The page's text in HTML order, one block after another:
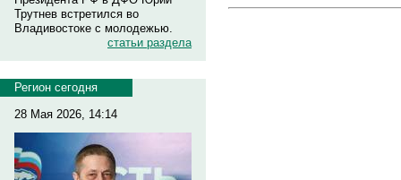
Трутнев встретился во
Владивостоке с молодежью.
статьи раздела
Регион сегодня
28 Мая 2026, 14:14